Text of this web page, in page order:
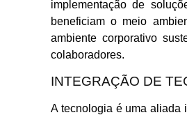
implementação de
beneficiam o meio
ambiente corporativo
colaboradores.
INTEGRAÇÃO DE
A tecnologia é uma aliada